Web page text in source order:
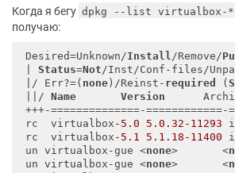
Когда я бегу dpkg --list virtualbox-*
получаю:
Desired=Unknown/Install/Remove/
| Status=Not/Inst/Conf-files/
|/ Err?=( none )/Reinst- required (
||/ Name Version
+++-==============-============-
rc  virtualbox -5.0 5.0 .32 -11293
rc  virtualbox -5.1 5.1 .18 -11400
un virtualbox-gue <none>       <
un virtualbox-gue <none>       <